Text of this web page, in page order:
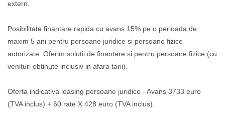
extern.
Posibilitate finantare rapida cu avans 15% pe o perioada de
maxim 5 ani pentru persoane juridice si persoane fizice
autorizate. Oferim solutii de finantare si pentru persoane fizice (cu
venituri obtinute inclusiv in afara tarii).
Oferta indicativa leasing persoane juridice - Avans 3733 euro
(TVA inclus) + 60 rate X 428 euro (TVA inclus).